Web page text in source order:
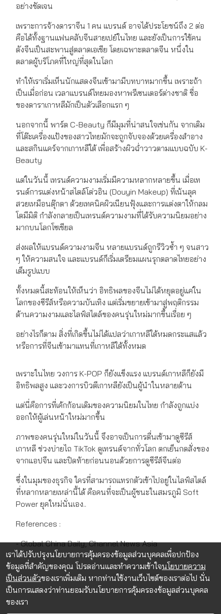
อย่างชัดเจน
เพราะการจ้างดาราจีน 1 คน แบรนด์ อาจได้ประโยชน์ถึง 2 ต่อ
คือได้ทั้งฐานแฟนคลับจีนสายเปย์ในไทย และยังเป็นการใช้คน
ดังจีนเป็นสะพานสู่ตลาดเอเชีย โดยเฉพาะตลาดจีน หนึ่งใน
ตลาดผู้บริโภคที่ใหญ่ที่สุดในโลก
ทำให้เราเริ่มเห็นนักแสดงจีนเข้ามามีบทบาทมากขึ้น เพราะถ้า
เป็นเมื่อก่อน เวลาแบรนด์ไทยมองหาพรีเซนเตอร์ต่างชาติ ชื่อ
ของดาราเกาหลีมักเป็นตัวเลือกแรก ๆ
นอกจากนี้ พาร์ต C-Beauty ก็มีมุมที่น่าสนใจเช่นกัน จากเดิม
ที่โต๊ะเครื่องแป้งของสาวไทยมักจะถูกจับจองด้วยเครื่องสำอาง
และสกินแคร์จากเกาหลีใต้ เพื่อสร้างผิวฉ่ำวาวตามแบบฉบับ K-
Beauty
แต่ในวันนี้ เทรนด์ความงามเริ่มมีความหลากหลายขึ้น เมื่อเท
รนด์การแต่งหน้าสไตล์โต่วอิน (Douyin Makeup) ที่เน้นลุค
สวยเหมือนตุ๊กตา ด้วยเทคนิคผิวเนียนฟุ้งและการแต่งตาให้กลม
โตมีมิติ กำลังกลายเป็นเทรนด์ความงามที่ได้รับความนิยมอย่าง
มากบนโลกโซเชียล
ส่งผลให้แบรนด์ความงามจีน หลายแบรนด์ถูกรีวิวซ้ำ ๆ จนสาว
ๆ ให้ความสนใจ และแบรนด์ก็เริ่มเตรียมแผนรุกตลาดไทยอย่าง
เต็มรูปแบบ
ทั้งหมดนี้สะท้อนให้เห็นว่า อิทธิพลของจีนไม่ได้หยุดอยู่แค่ใน
โลกของซีรีส์หรือความบันเทิง แต่เริ่มขยายเข้ามาสู่พฤติกรรม
ด้านความงามและไลฟ์สไตล์ของคนรุ่นใหม่มากขึ้นเรื่อย ๆ
อย่างไรก็ตาม สิ่งที่เกิดขึ้นไม่ได้แปลว่าเกาหลีใต้หมดกระแสแล้ว
หรือการที่จีนเข้ามาแทนที่เกาหลีใต้ทั้งหมด
เพราะในไทย วงการ K-POP ก็ยังแข็งแรง แบรนด์เกาหลีก็ยังมี
อิทธิพลสูง และวงการบิวตีเกาหลียังเป็นผู้นำในหลายด้าน
แต่นี่คือการที่เค้กก้อนเดิมของความนิยมในไทย กำลังถูกแบ่ง
ออกให้ผู้เล่นหน้าใหม่มากขึ้น
ภาพของคนรุ่นใหม่ในวันนี้ จึงอาจเป็นการตื่นเช้ามาดูซีรีส์
เกาหลี ช่วงบ่ายไถ TikTok ดูเทรนด์จากทั่วโลก ตกเย็นกดสั่งของ
จากแอปจีน และปิดท้ายก่อนนอนด้วยการดูซีรีส์จีนต่อ
ซึ่งในมุมของธุรกิจ ใครที่สามารถแทรกตัวเข้าไปอยู่ในไลฟ์สไตล์
ที่หลากหลายเหล่านี้ได้ คือคนที่จะเป็นผู้ชนะในสมรภูมิ Soft
Power ยุคใหม่นั่นเอง..
References :
- Global China Daily, Channel News Asia
เราได้ปรับปรุงนโยบายการคุ้มครองข้อมูลส่วนบุคคลเพื่อปกป้อง
ข้อมูลที่สำคัญของคุณ โปรดอ่านและทำความเข้าใจนโยบายความ
เป็นส่วนตัวของเราเพิ่มเติม หากท่านใช้งานเว็บไซต์ของเราต่อไป นั่น
เป็นการแสดงว่าท่านยอมรับนโยบายการคุ้มครองข้อมูลส่วนบุคคล
ของเรา